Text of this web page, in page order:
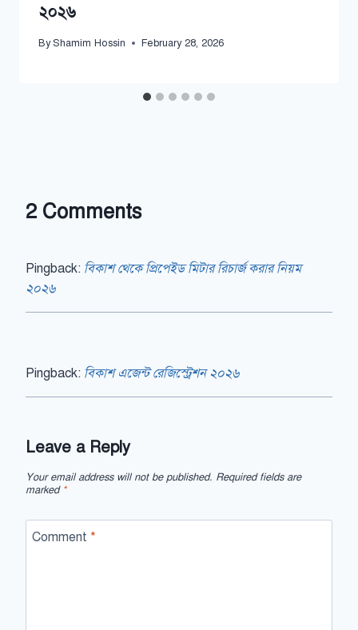
২০২৬
By Shamim Hossin February 28, 2026
2 Comments
Pingback: বিকাশ থেকে প্রিপেইড মিটার রিচার্জ করার নিয়ম
২০২৬
Pingback: বিকাশ এজেন্ট রেজিস্ট্রেশন ২০২৬
Leave a Reply
Your email address will not be published. Required fields are
marked *
Comment *